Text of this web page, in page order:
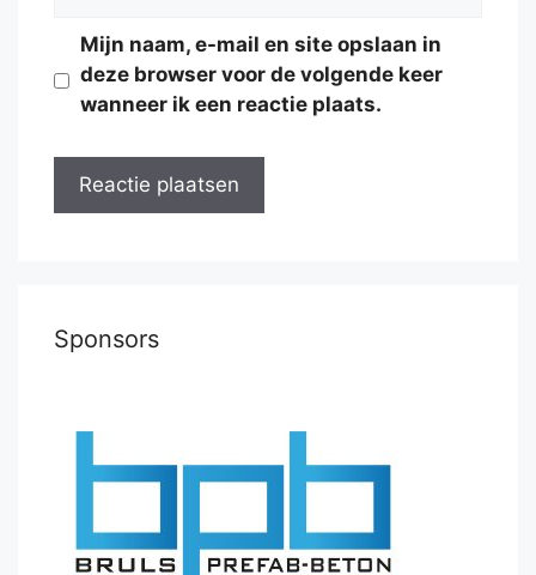
Mijn naam, e-mail en site opslaan in
deze browser voor de volgende keer
wanneer ik een reactie plaats.
Sponsors